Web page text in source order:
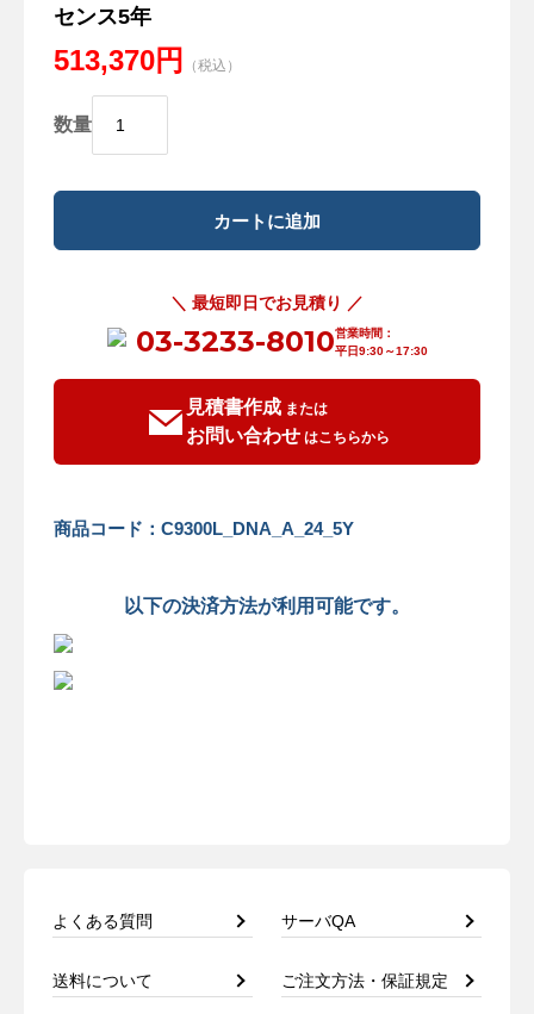
センス5年
513,370円 （税込）
数量
＼ 最短即日でお見積り ／
03-3233-8010営業時間：
平日9:30～17:30
見積書作成または
お問い合わせはこちらから
商品コード：C9300L_DNA_A_24_5Y
以下の決済方法が利用可能です。
よくある質問 サーバQA
送料について ご注文方法・保証規定